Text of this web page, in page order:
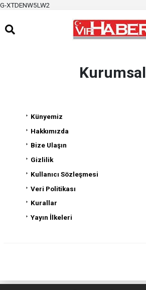
G-XTDENW5LW2
Kurumsal
Künyemiz
Hakkımızda
Bize Ulaşın
Gizlilik
Kullanıcı Sözleşmesi
Veri Politikası
Kurallar
Yayın İlkeleri